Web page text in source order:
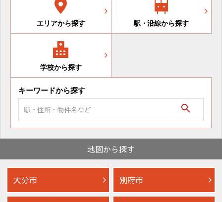
エリアから探す 駅 ・ 沿線から探す
学校から探す
キーワードから探す
地図から探す
大分市 別府市